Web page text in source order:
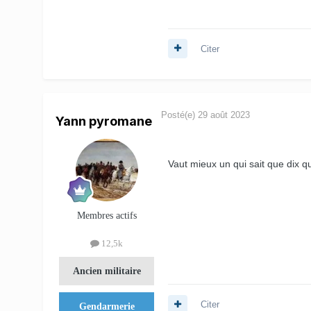
Citer
Yann pyromane
Membres actifs
12,5k
Ancien militaire
Gendarmerie
Posté(e) 29 août 2023
Vaut mieux un qui sait que dix
Citer